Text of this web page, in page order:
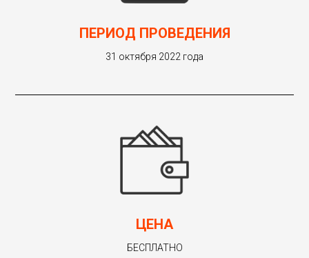
ПЕРИОД ПРОВЕДЕНИЯ
31 октября 2022 года
ЦЕНА
БЕСПЛАТНО